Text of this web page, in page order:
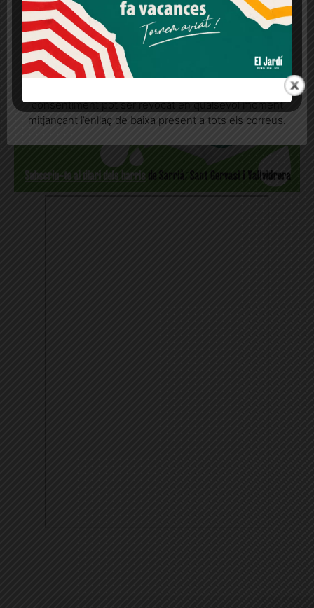
Més informació Acceptar Rebutjar tot
Quan l’usuari crea un compte al Diari el Jardí, dona el
seu consentiment explícit per rebre comunicacions
consentiment pot ser revocat en qualsevol moment
mitjançant l’enllaç de baixa present a tots els correus.